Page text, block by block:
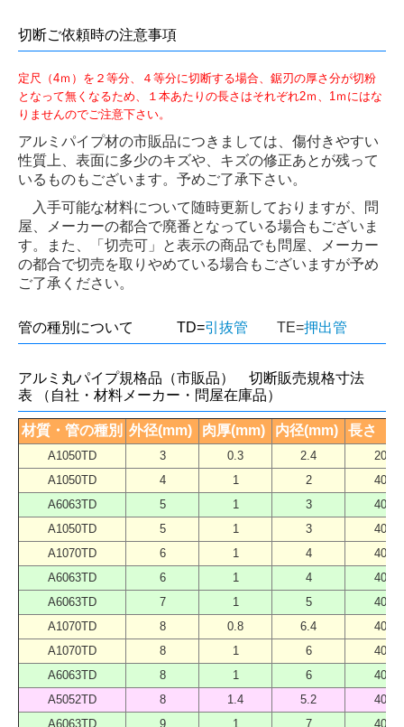
切断ご依頼時の注意事項
定尺（4ｍ）を２等分、４等分に切断する場合、鋸刃の厚さ分が切粉
となって無くなるため、１本あたりの長さはそれぞれ2ｍ、1ｍにはな
りませんのでご注意下さい。
アルミパイプ材の市販品につきましては、傷付きやすい
性質上、表面に多少のキズや、キズの修正あとが残って
いるものもございます。 予めご了承下さい。
入手可能な材料について随時更新しておりますが、問
屋、メーカーの都合で廃番となっている場合もございま
す。
また、「切売可」と表示の商品でも問屋、メーカー
の都合で切売を取りやめている場合もございますが予め
ご了承ください。
管の種別について TD=引抜管 TE=押出管
アルミ丸パイプ規格品（市販品） 切断販売規格寸法
表 （自社・材料メーカー・問屋在庫品）
材質・管の種別 外径(mm) 肉厚(mm) 内径(mm) 長さ（
A1050TD 3 0.3 2.4
2000
A1050TD
4 1 2
4000
A6063TD
5 1 3
4000
A1050TD
5 1 3
4000
A1070TD
6 1 4
4000
A6063TD
6 1 4
4000
A6063TD
7 1 5
4000
A1070TD
8 0.8 6.4
4000
A1070TD
8 1 6
4000
A6063TD
8 1 6
4000
A5052TD
8 1.4 5.2
4000
A6063TD
9 1 7
4000